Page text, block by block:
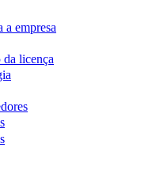
a empresa
licença